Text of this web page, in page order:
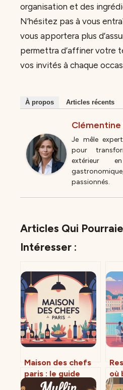
organisation et des
N’hésitez pas à vous
vous apportera plus
permettra d’affiner votre
vos invités à chaque
À propos Articles récents
Clémentine
Je mêle
pour
extérieur
passionnés.
Articles Qui
Intéresser :
Maison des chefs
paris : le guide
complet pour
où